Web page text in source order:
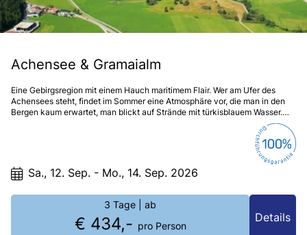
Achensee & Gramaialm
Eine Gebirgsregion mit einem Hauch maritimem Flair. Wer am Ufer des
Achensees steht, findet im Sommer eine Atmosphäre vor, die man in den
Bergen kaum erwartet, man blickt auf Strände mit türkisblauem Wasser.
Mancher Einheimischer nennt den Achensee deshalb auch das „Tiroler
Sa., 12. Sep. - Mo., 14. Sep. 2026
3 Tage | ab
€ 434,- pro Person
Details